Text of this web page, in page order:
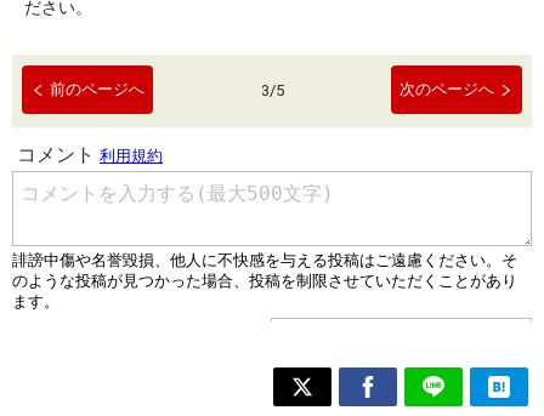
ださい。
前のページへ 3/5 次のページへ